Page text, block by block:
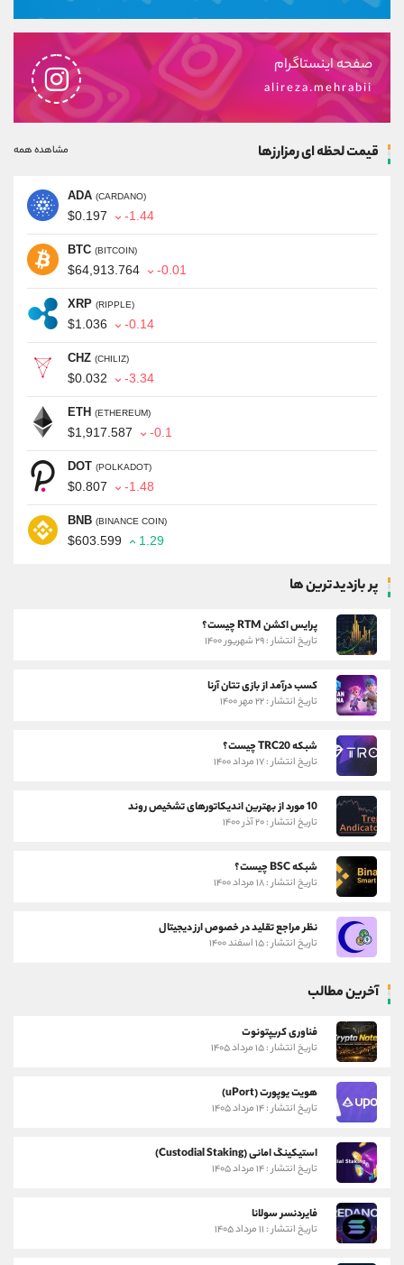
صفحه اینستاگرام
alireza.mehrabii
قیمت لحظه ای رمزارزها مشاهده همه
ADA (CARDANO)
$0.197 -1.44
BTC (BITCOIN)
$64,913.764 -0.01
XRP (RIPPLE)
$1.036 -0.14
CHZ (CHILIZ)
$0.032 -3.34
ETH (ETHEREUM)
$1,917.587 -0.1
DOT (POLKADOT)
$0.807 -1.48
BNB (BINANCE COIN)
$603.599 1.29
پر بازدیدترین ها
پرایس اکشن RTM چیست؟
تاریخ انتشار : ۲۹ شهریور ۱۴۰۰
کسب درآمد از بازی تتان آرنا
تاریخ انتشار : ۲۲ مهر ۱۴۰۰
شبکه TRC20 چیست؟
تاریخ انتشار : ۱۷ مرداد ۱۴۰۰
10 مورد از بهترین اندیکاتورهای تشخیص روند
تاریخ انتشار : ۲۰ آذر ۱۴۰۰
شبکه BSC چیست؟
تاریخ انتشار : ۱۸ مرداد ۱۴۰۰
نظر مراجع تقلید در خصوص ارز دیجیتال
تاریخ انتشار : ۱۵ اسفند ۱۴۰۰
آخرین مطالب
فناوری کریپتونوت
تاریخ انتشار : ۱۵ مرداد ۱۴۰۵
هویت یوپورت (uPort)
تاریخ انتشار : ۱۴ مرداد ۱۴۰۵
استیکینگ امانی (Custodial Staking)
تاریخ انتشار : ۱۴ مرداد ۱۴۰۵
فایردنسر سولانا
تاریخ انتشار : ۱۱ مرداد ۱۴۰۵